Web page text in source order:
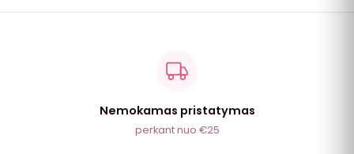
Nemokamas pristatymas
perkant nuo €25